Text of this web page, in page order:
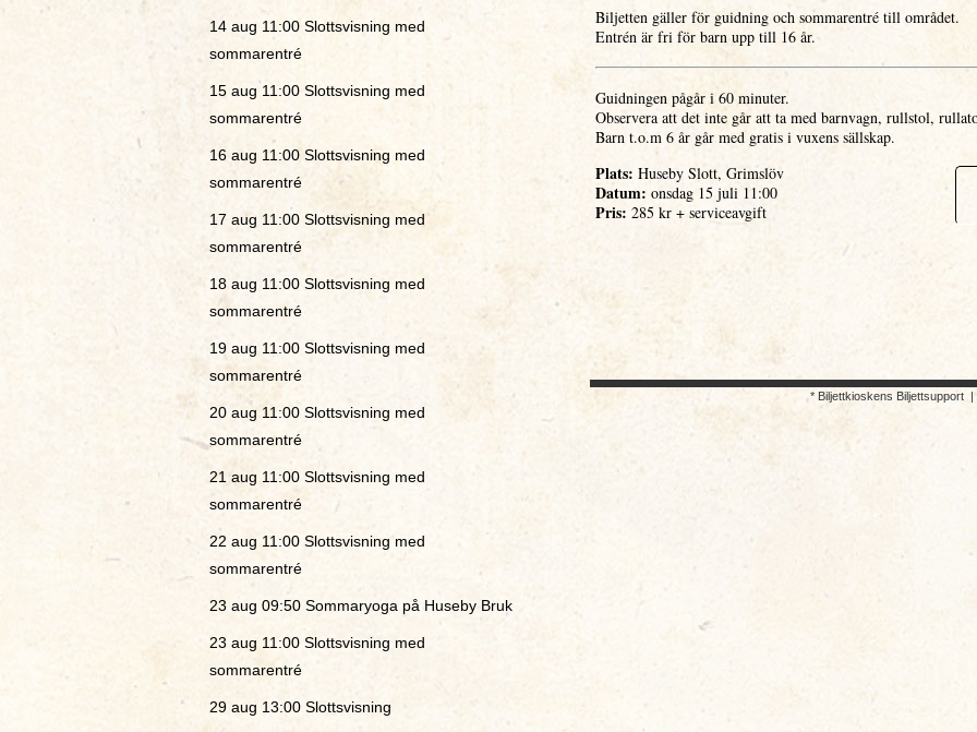
14 aug 11:00 Slottsvisning med
sommarentré
15 aug 11:00 Slottsvisning med
sommarentré
16 aug 11:00 Slottsvisning med
sommarentré
17 aug 11:00 Slottsvisning med
sommarentré
18 aug 11:00 Slottsvisning med
sommarentré
19 aug 11:00 Slottsvisning med
sommarentré
20 aug 11:00 Slottsvisning med
sommarentré
21 aug 11:00 Slottsvisning med
sommarentré
22 aug 11:00 Slottsvisning med
sommarentré
23 aug 09:50 Sommaryoga på Huseby Bruk
23 aug 11:00 Slottsvisning med
sommarentré
29 aug 13:00 Slottsvisning
Biljetten gäller för guidning och sommarentré till området.
Entrén är fri för barn upp till 16 år.
Guidningen pågår i 60 minuter.
Observera att det inte går att ta med barnvagn, rullstol,
Barn t.o.m 6 år går med gratis i vuxens sällskap.
Plats: Huseby Slott, Grimslöv
Datum: onsdag 15 juli 11:00
Pris: 285 kr + serviceavgift
* Biljettkioskens Biljettsupport